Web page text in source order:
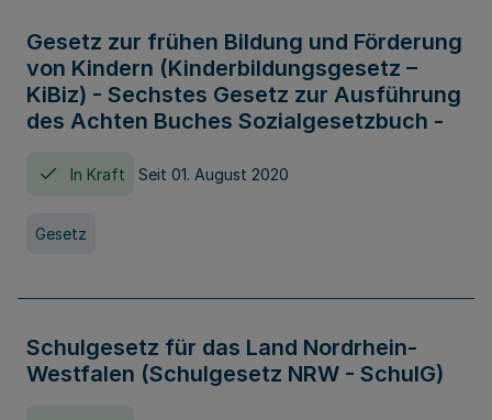
Gesetz zur frühen Bildung und Förderung
von Kindern (Kinderbildungsgesetz –
KiBiz) - Sechstes Gesetz zur Ausführung
des Achten Buches Sozialgesetzbuch -
In Kraft Seit 01. August 2020
Gesetz
Schulgesetz für das Land Nordrhein-
Westfalen (Schulgesetz NRW - SchulG)